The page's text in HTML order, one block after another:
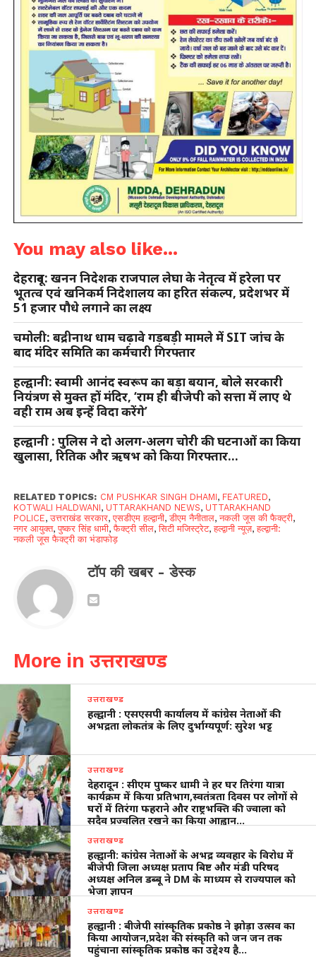
You may also like...
देहरादून: खनन निदेशक राजपाल लेघा के नेतृत्व में हरेला पर
भूतत्व एवं खनिकर्म निदेशालय का हरित संकल्प, प्रदेशभर में
51 हजार पौधे लगाने का लक्ष्य
चमोली: बद्रीनाथ धाम चढ़ावे गड़बड़ी मामले में SIT जांच के
बाद मंदिर समिति का कर्मचारी गिरफ्तार
हल्द्वानी: स्वामी आनंद स्वरूप का बड़ा बयान, बोले सरकारी
नियंत्रण से मुक्त हों मंदिर, ‘राम ही बीजेपी को सत्ता में लाए थे
वही राम अब इन्हें विदा करेंगे’
हल्द्वानी : पुलिस ने दो अलग-अलग चोरी की घटनाओं का किया
खुलासा, रितिक और ऋषभ को किया गिरफ्तार…
RELATED TOPICS: CM PUSHKAR SINGH DHAMI, FEATURED,
KOTWALI HALDWANI, UTTARAKHAND NEWS, UTTARAKHAND
POLICE,उत्तराखंड सरकार,एसडीएम हल्द्वानी,डीएम नैनीताल,नकली जूस की फैक्ट्री,
नगर आयुक्त,पुष्कर सिंह धामी,फैक्ट्री सील,सिटी मजिस्ट्रेट,हल्द्वानी न्यूज़,हल्द्वानी:
नकली जूस फैक्ट्री का भंडाफोड़
टॉप की खबर - डेस्क
More in उत्तराखण्ड
उत्तराखण्ड
हल्द्वानी : एसएसपी कार्यालय में कांग्रेस नेताओं की
अभद्रता लोकतंत्र के लिए दुर्भाग्यपूर्ण: सुरेश भट्ट
उत्तराखण्ड
देहरादून : सीएम पुष्कर धामी ने हर घर तिरंगा यात्रा
कार्यक्रम में किया प्रतिभाग,स्वतंत्रता दिवस पर लोगों से
घरों में तिरंगा फहराने और राष्ट्रभक्ति की ज्वाला को
सदैव प्रज्वलित रखने का किया आह्वान…
उत्तराखण्ड
हल्द्वानी: कांग्रेस नेताओं के अभद्र व्यवहार के विरोध में
बीजेपी जिला अध्यक्ष प्रताप बिष्ट और मंडी परिषद
अध्यक्ष अनिल डब्बू ने DM के माध्यम से राज्यपाल को
भेजा ज्ञापन
उत्तराखण्ड
हल्द्वानी : बीजेपी सांस्कृतिक प्रकोष्ठ ने झोड़ा उत्सव का
किया आयोजन,प्रदेश की संस्कृति को जन जन तक
पहुंचाना सांस्कृतिक प्रकोष्ठ का उद्देश्य है…